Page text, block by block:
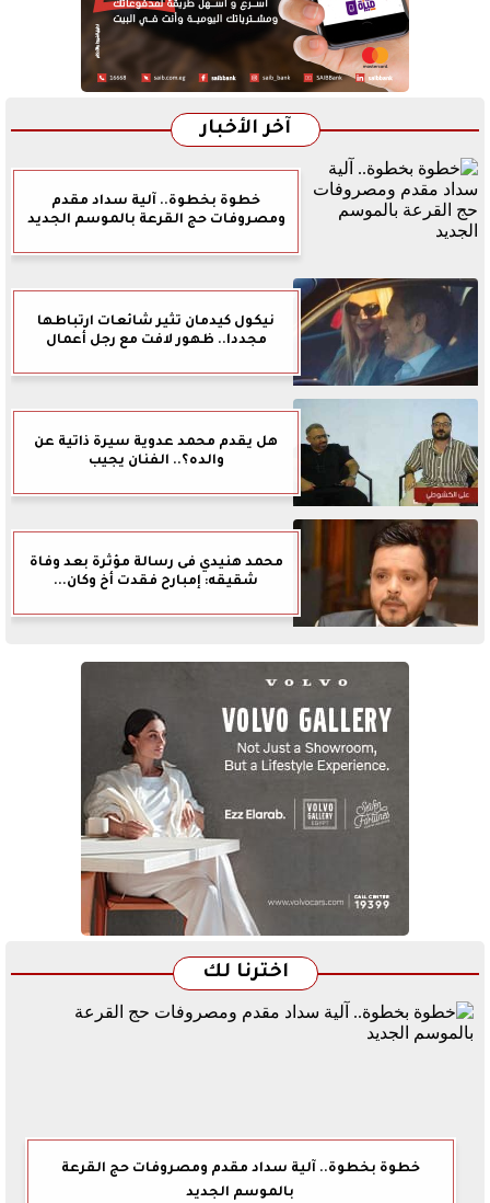
آخر الأخبار
خطوة بخطوة.. آلية سداد مقدم
ومصروفات حج القرعة بالموسم الجديد
نيكول كيدمان تثير شائعات ارتباطها
مجددا.. ظهور لافت مع رجل أعمال
هل يقدم محمد عدوية سيرة ذاتية عن
والده؟.. الفنان يجيب
محمد هنيدي فى رسالة مؤثرة بعد وفاة
شقيقه: إمبارح فقدت أخ وكان...
اخترنا لك
خطوة بخطوة.. آلية سداد مقدم ومصروفات حج القرعة
بالموسم الجديد